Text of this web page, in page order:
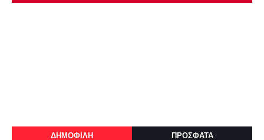
ΔΗΜΟΦΙΛΗ ΠΡΟΣΦΑΤΑ